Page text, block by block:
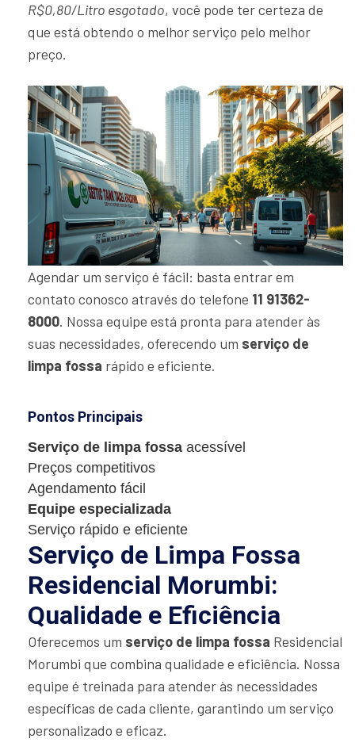
R$0,80/Litro esgotado, você pode ter certeza de
que está obtendo o melhor serviço pelo melhor
preço.
Agendar um serviço é fácil: basta entrar em
contato conosco através do telefone 11 91362-
8000. Nossa equipe está pronta para atender às
suas necessidades, oferecendo um serviço de
limpa fossa rápido e eficiente.
Pontos Principais
Serviço de limpa fossa acessível
Preços competitivos
Agendamento fácil
Equipe especializada
Serviço rápido e eficiente
Serviço de Limpa Fossa
Residencial Morumbi:
Qualidade e Eficiência
Oferecemos um serviço de limpa fossa Residencial
Morumbi que combina qualidade e eficiência. Nossa
equipe é treinada para atender às necessidades
específicas de cada cliente, garantindo um serviço
personalizado e eficaz.